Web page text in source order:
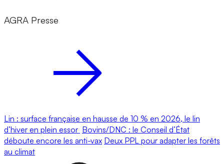
AGRA Presse
Lin : surface française en hausse de 10 % en 2026, le lin
d’hiver en plein essor Bovins/DNC : le Conseil d’État
déboute encore les anti-vax Deux PPL pour adapter les forêts
au climat